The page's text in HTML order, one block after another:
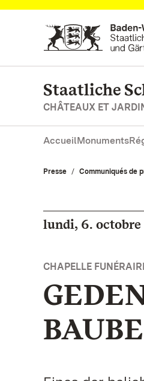
Vers la page d’accueil
Staatliche
CHÂTEAUX ET
AccueilMonuments
Presse Communiqués de
lundi, 6. octobre
CHAPELLE